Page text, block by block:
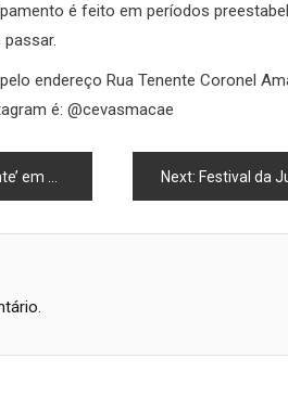
é feito em períodos
endereço Rua Tenente Coronel
é: @cevasmacae
Next: Festival da